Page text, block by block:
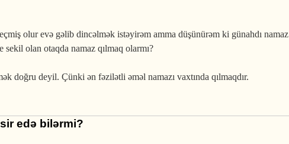
olur evə gəlib dincəlmək istəyirəm amma düşünürəm ki günahdı namaz
olan otaqda namaz qılmaq olarmı?
doğru deyil. Çünki ən fəzilətli əməl namazı vaxtında qılmaqdır.
edə bilərmi?